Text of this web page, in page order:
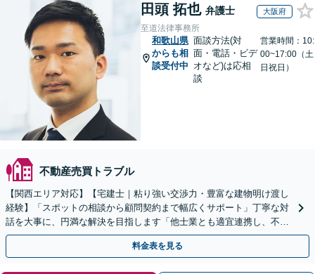
田頭 拓也 弁護士 大阪府
至道法律事務所
和歌山県
からも相
談受付中
面談方法(対
面・電話・ビデ
オなど)は応相
談
営業時間：10:
00~17:00（土
日祝日）
不動産売買トラブル
【関西エリア対応】【宅建士｜粘り強い交渉力・豊富な建物明け渡し
経験】「スポットの相談から顧問契約まで幅広くサポート」丁寧な対
話を大事に、円満な解決を目指します「他士業とも適宜連携し、不動
産経営者さまに法的観点から戦略的なアドバイスを提供」
料金表を見る